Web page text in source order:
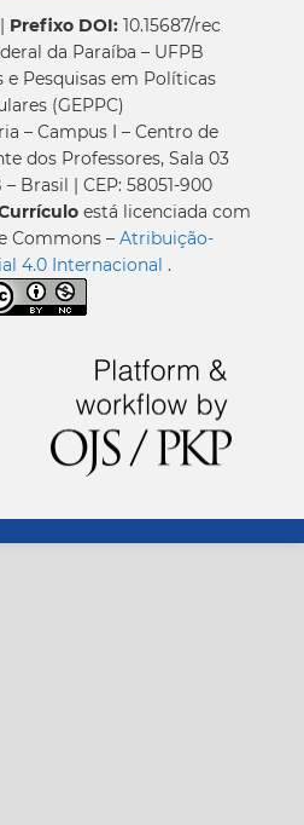
Prefixo DOI:10.15687/rec
da Paraíba – UFPB
e Pesquisas em Políticas
(GEPPC)
– Campus I – Centro de
dos Professores, Sala 03
Brasil | CEP: 58051-900
está licenciada com
Commons – Atribuição-
4.0 Internacional .